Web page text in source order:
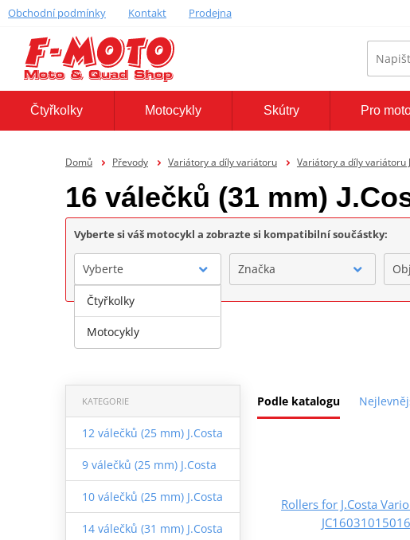
Obchodní podmínky Kontakt Prodejna
Čtyřkolky Motocykly Skútry Pro
Domů Převody Variátory a díly variátoru Variátory a díly variátoru
16 válečků (31 mm)
Vyberte si váš motocykl a zobrazte si kompatibilní součástky:
Vyberte Značka
Podle katalogu
KATEGORIE
12 válečků (25 mm) J.Costa
9 válečků (25 mm) J.Costa
10 válečků (25 mm) J.Costa
14 válečků (31 mm) J.Costa
Rollers for J.Costa
Čtyřkolky
Motocykly